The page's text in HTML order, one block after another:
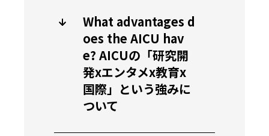
What advantages d
oes the AICU hav
e? AICUの「研究開
発xエンタメx教育x
国際」という強みに
ついて